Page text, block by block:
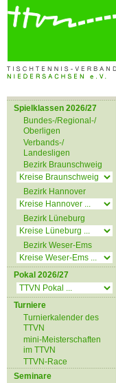
Spielklassen 2026/27
Bundes-/Regional-/
Oberligen
Verbands-/
Landesligen
Bezirk Braunschweig
Bezirk Hannover
Bezirk Lüneburg
Bezirk Weser-Ems
Pokal 2026/27
Turniere
Turnierkalender des
TTVN
mini-Meisterschaften
im TTVN
TTVN-Race
Seminare